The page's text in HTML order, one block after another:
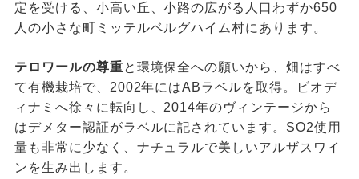
定を受ける、小高い丘、小路の広がる人口わずか650
人の小さな町ミッテルベルグハイム村にあります。
テロワールの尊重と環境保全への願いから、畑はすべ
て有機栽培で、2002年にはABラベルを取得。ビオデ
ィナミへ徐々に転向し、2014年のヴィンテージから
はデメター認証がラベルに記されています。SO2使用
量も非常に少なく、ナチュラルで美しいアルザスワイ
ンを生み出します。